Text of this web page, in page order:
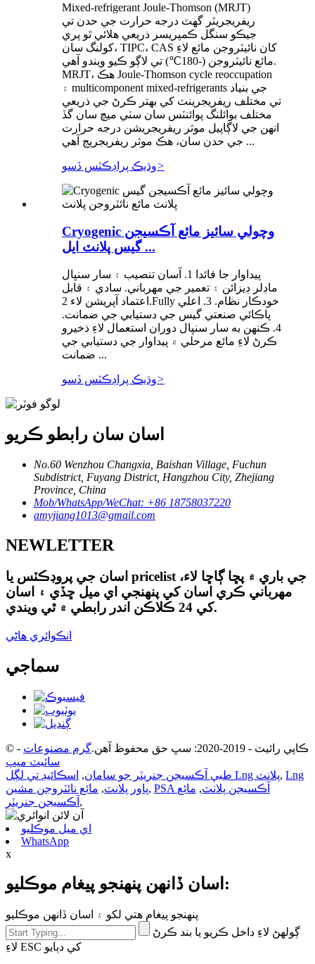
Mixed-refrigerant Joule-Thomson (MRJT)
ريفريجريٽر گھٽ درجه حرارت جي حدن تي
جيڪو سنگل ڪمپريسر ذريعي هلائي ٿو پري
کولنگ سان، TIPC، CAS کان نائيٽروجن مائع لاءِ
مائع نائيٽروجن (-180℃) تي لاڳو ڪيو ويندو آهي.
MRJT، هڪ Joule-Thomson cycle reoccupation
۽ multicomponent mixed-refrigerants جي بنياد
تي مختلف ريفريجرينٽ کي بهتر ڪرڻ جي ذريعي
مختلف بوائلنگ پوائنٽس سان سٺي ميچ سان گڏ
انهن جي لاڳاپيل موثر ريفريجريشن درجه حرارت
جي حدن سان، هڪ موثر ريفريجريج آهي ...
وڌيڪ پراڊڪٽس ڏسو>
Cryogenic وچولي سائيز مائع آڪسيجن
گيس پلانٽ ايل ...
پيداوار جا فائدا 1. آسان تنصيب ۽ سار سنڀال
ماڊلر ڊيزائن ۽ تعمير جي مهرباني. سادي ۽ قابل
اعتماد آپريشن لاء 2.Fully خودڪار نظام. 3. اعلي
پاڪائي صنعتي گيس جي دستيابي جي ضمانت.
4. ڪنهن به سار سنڀال دوران استعمال لاءِ ذخيرو
ڪرڻ لاءِ مائع مرحلي ۾ پيداوار جي دستيابي جي
ضمانت ...
وڌيڪ پراڊڪٽس ڏسو>
اسان سان رابطو ڪريو
No.60 Wenzhou Changxia, Baishan Village, Fuchun
Subdistrict, Fuyang District, Hangzhou City, Zhejiang
Province, China
Mob/WhatsApp/WeChat: +86 18758037220
amyjiang1013@gmail.com
NEWLETTER
اسان جي پروڊڪٽس يا pricelist جي باري ۾ پڇا ڳاڇا لاء،
مهرباني ڪري اسان کي پنهنجي اي ميل ڇڏي ۽ اسان
کي 24 ڪلاڪن اندر رابطي ۾ ٿي ويندي.
انڪوائري هاڻي
سماجي
© ڪاپي رائيٽ - 2019-2020: سڀ حق محفوظ آهن. گرم مصنوعات -
سائيٽ ميپ
طبي آڪسيجن جنريٽر جو سامان, اسڪائيڊ تي لڳل Lng پلانٽ, Lng
پاور پلانٽ, مائع نائٽروجن مشين , PSA آڪسيجن پلانٽ, مائع
آڪسيجن جنريٽر ,
اي ميل موڪليو
WhatsApp
x
اسان ڏانهن پنهنجو پيغام موڪليو:
پنهنجو پيغام هتي لکو ۽ اسان ڏانهن موڪليو
ڳولهڻ لاءِ داخل ڪريو يا بند ڪرڻ
لاءِ ESC کي دٻايو